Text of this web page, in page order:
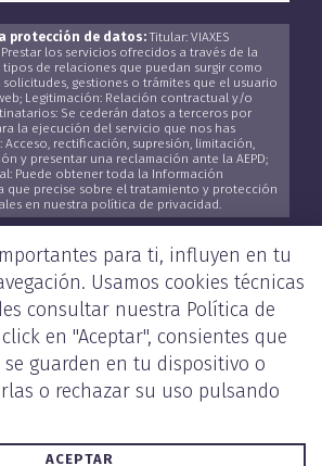
protección de datos:Titular: VIAXES
Prestar los servicios ofrecidos a través de la
de relaciones que puedan surgir como
gestiones o trámites que el usuario
Legitimación: Relación contractual y/o
Se cederán datos a terceros por
la ejecución del servicio que nos has
Acceso, rectificación, supresión, limitación,
y presentar una reclamación ante la AEPD;
Puede obtener toda la Información
que precise sobre el tratamiento y protección
en nuestra política de privacidad.
DE PRIVACIDAD Y COOKIES
para ti, influyen en tu
Usamos cookies técnicas
consultar nuestra Política de
en "Aceptar", consientes que
guarden en tu dispositivo o
o rechazar su uso pulsando
ACEPTAR